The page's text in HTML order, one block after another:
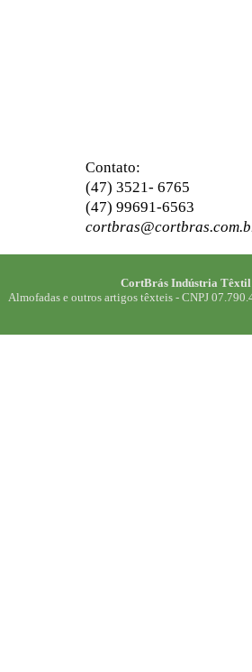
Contato:
(47) 3521- 6765
(47) 99691-6563
CortBrás Indústria
Almofadas e outros artigos têxteis - CNPJ